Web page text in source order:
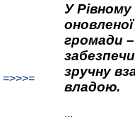
=>>>=
У
оновленої
громади
зручну
владою.
...